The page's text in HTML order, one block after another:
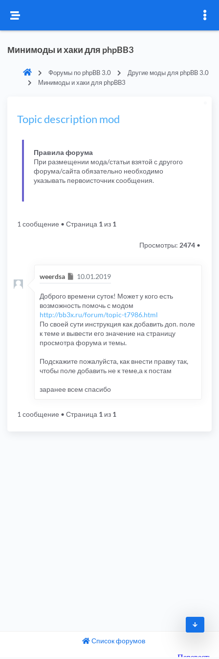
Минимоды и хаки для phpBB3
Форумы по phpBB 3.0
Другие моды для phpBB 3.0
Минимоды и хаки для phpBB3
Topic description mod
Правила форума
При размещении мода/статьи взятой с другого
форума/сайта обязательно необходимо
указывать первоисточник сообщения.
1 сообщение • Страница 1 из 1
Просмотры: 2474 •
weerdsa Сообщение
10.01.2019
Доброго времени суток! Может у кого есть
возможность помочь с модом
http://bb3x.ru/forum/topic-t7986.html
По своей сути инструкция как добавить доп. поле
к теме и вывести его значение на страницу
просмотра форума и темы.
Подскажите пожалуйста, как внести правку так,
чтобы поле добавить не к теме,а к постам
заранее всем спасибо
1 сообщение • Страница 1 из 1
Список форумов